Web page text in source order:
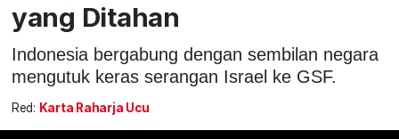
yang Ditahan
Indonesia bergabung dengan sembilan negara
mengutuk keras serangan Israel ke GSF.
Red: Karta Raharja Ucu